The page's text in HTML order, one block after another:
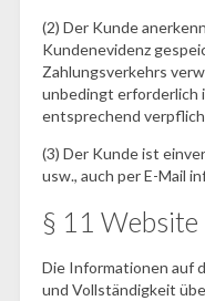
(2) Der Kunde
Kundenevidenz
Zahlungsverkehrs
unbedingt erforderlich
entsprechend
(3) Der Kunde ist
usw., auch per E-Mail
§ 11 Website
Die Informationen auf
und Vollständigkeit